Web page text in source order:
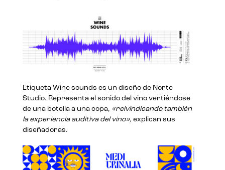
Etiqueta Wine sounds es un diseño de Norte
Studio. Representa el sonido del vino vertiéndose
de una botella a una copa, «reivindicando también
la experiencia auditiva del vino», explican sus
diseñadoras.